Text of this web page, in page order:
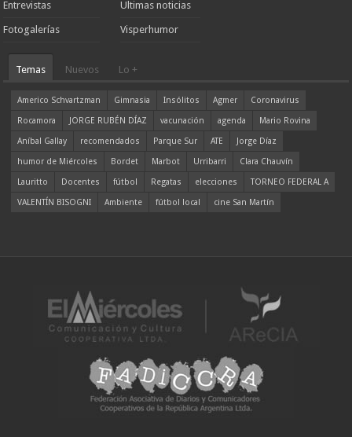
Entrevistas
Fotogalerías
Ultimas noticias
Visperhumor
Temas Nuevos Lo +
Americo Schvartzman Gimnasia Insólitos Agmer
Coronavirus
Rocamora
JORGE RUBÉN DÍAZ vacunación agenda
Mario Rovina
Aníbal Gallay
recomendados Parque Sur ATE
Jorge Díaz
humor de Miércoles
Bordet Marbot Urribarri
Clara Chauvín
Lauritto
Docentes fútbol Regatas elecciones
TORNEO FEDERAL A
VALENTÍN BISOGNI
Ambiente fútbol local cine San Martín